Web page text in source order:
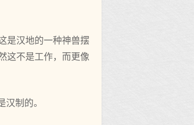
是汉地的一种神兽摆
这不是工作，而更像
制的。